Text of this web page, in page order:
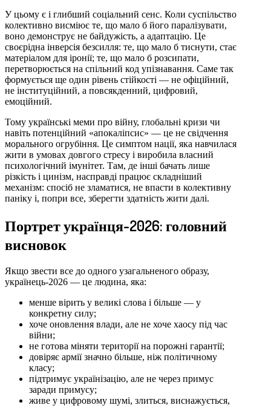
У цьому є і глибший соціальний сенс. Коли суспільство
колективно висміює те, що мало б його паралізувати,
воно демонструє не байдужість, а адаптацію. Це
своєрідна інверсія безсилля: те, що мало б тиснути, стає
матеріалом для іронії; те, що мало б розсипати,
перетворюється на спільний код упізнавання. Саме так
формується ще один рівень стійкості — не офіційний,
не інституційний, а повсякденний, цифровий,
емоційний.
Тому українські меми про війну, глобальні кризи чи
навіть потенційний «апокаліпсис» — це не свідчення
морального огрубіння. Це симптом нації, яка навчилася
жити в умовах довгого стресу і виробила власний
психологічний імунітет. Там, де інші бачать лише
різкість і цинізм, насправді працює складніший
механізм: спосіб не зламатися, не впасти в колективну
паніку і, попри все, зберегти здатність жити далі.
Портрет українця-2026: головний
висновок
Якщо звести все до одного узагальненого образу,
українець-2026 — це людина, яка:
менше вірить у великі слова і більше — у
конкретну силу;
хоче оновлення влади, але не хоче хаосу під час
війни;
не готова міняти території на порожні гарантії;
довіряє армії значно більше, ніж політичному
класу;
підтримує українізацію, але не через примус
заради примусу;
живе у цифровому шумі, злиться, виснажується,